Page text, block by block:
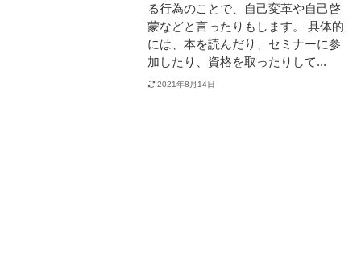
る行為のことで、自己変革や自己啓
蒙などと言ったりもします。 具体的
には、本を読んだり、セミナーに参
加したり、資格を取ったりして...
2021年8月14日